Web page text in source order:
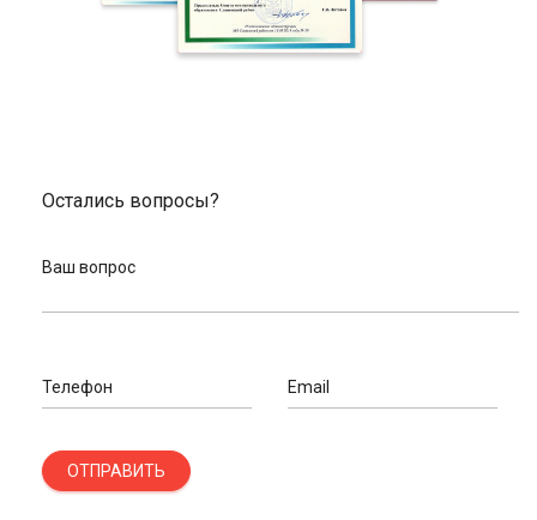
вопросам клиентов. У нас работают велоэксперты,
готовые проконсультировать.
Кубани или в вашем городе и оформите доставку.
компаний принимаем оплату картой. При самовывозе можете
обработает запрос и перезвонит в удобное для вас время.
Остались вопросы?
Ваш вопрос
Телефон Email
ОТПРАВИТЬ